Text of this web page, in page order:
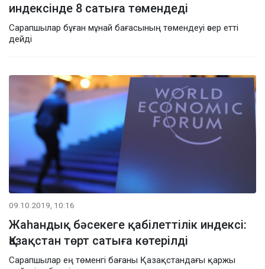
индексінде 8 сатыға төмендеді
Сарапшылар бұған мұнай бағасының төмендеуі әсер етті
дейді
09.10.2019, 10:16
Жаһандық бәсекеге қабілеттілік индексі:
Қазақстан төрт сатыға көтерілді
Сарапшылар ең төменгі бағаны Қазақстандағы қаржы